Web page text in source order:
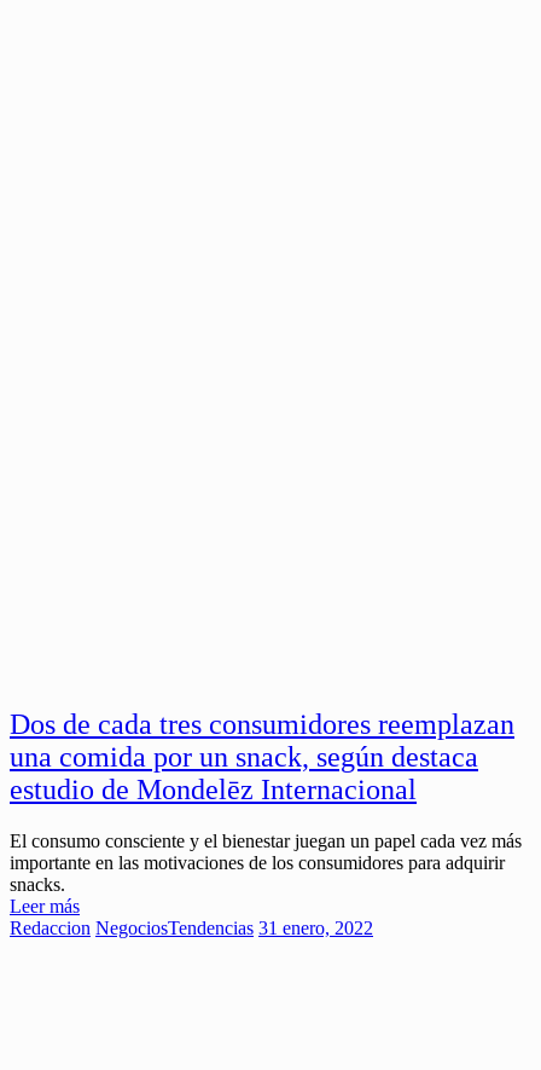
Dos de cada tres consumidores reemplazan
una comida por un snack, según destaca
estudio de Mondelēz Internacional
El consumo consciente y el bienestar juegan un papel cada vez más
importante en las motivaciones de los consumidores para adquirir
snacks.
Leer más
Redaccion NegociosTendencias 31 enero, 2022